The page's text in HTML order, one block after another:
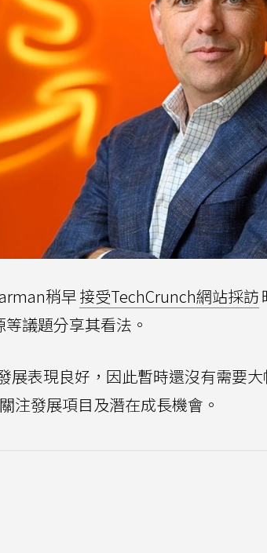
稍早接受TechCrunch網站採訪
議題分享其看法。
展表現良好，因此暫時還沒有需要
注發展項目及潛在成長機會。